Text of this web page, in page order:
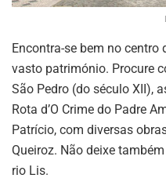
Encontra-se bem no
vasto património. Procure
São Pedro (do século XII),
Rota d’O Crime do Padre
Patrício, com diversas
Queiroz. Não deixe
rio Lis.